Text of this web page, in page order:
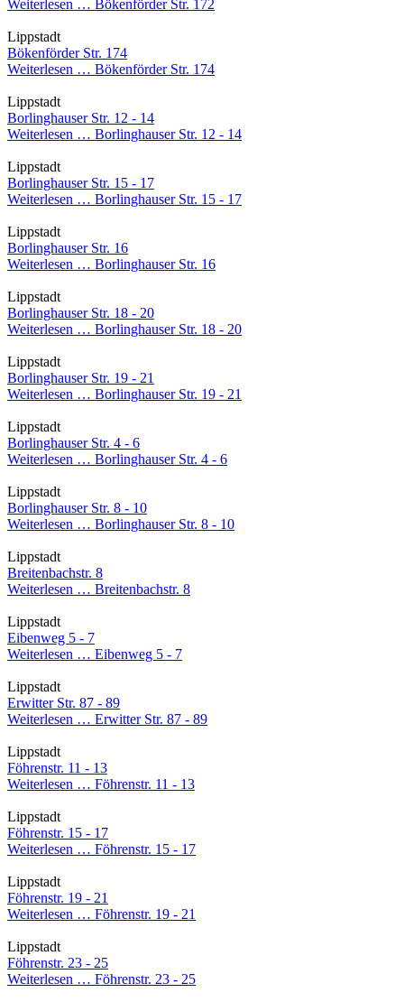
Weiterlesen … Bökenförder Str. 172
Lippstadt
Bökenförder Str. 174
Weiterlesen … Bökenförder Str. 174
Lippstadt
Borlinghauser Str. 12 - 14
Weiterlesen … Borlinghauser Str. 12 - 14
Lippstadt
Borlinghauser Str. 15 - 17
Weiterlesen … Borlinghauser Str. 15 - 17
Lippstadt
Borlinghauser Str. 16
Weiterlesen … Borlinghauser Str. 16
Lippstadt
Borlinghauser Str. 18 - 20
Weiterlesen … Borlinghauser Str. 18 - 20
Lippstadt
Borlinghauser Str. 19 - 21
Weiterlesen … Borlinghauser Str. 19 - 21
Lippstadt
Borlinghauser Str. 4 - 6
Weiterlesen … Borlinghauser Str. 4 - 6
Lippstadt
Borlinghauser Str. 8 - 10
Weiterlesen … Borlinghauser Str. 8 - 10
Lippstadt
Breitenbachstr. 8
Weiterlesen … Breitenbachstr. 8
Lippstadt
Eibenweg 5 - 7
Weiterlesen … Eibenweg 5 - 7
Lippstadt
Erwitter Str. 87 - 89
Weiterlesen … Erwitter Str. 87 - 89
Lippstadt
Föhrenstr. 11 - 13
Weiterlesen … Föhrenstr. 11 - 13
Lippstadt
Föhrenstr. 15 - 17
Weiterlesen … Föhrenstr. 15 - 17
Lippstadt
Föhrenstr. 19 - 21
Weiterlesen … Föhrenstr. 19 - 21
Lippstadt
Föhrenstr. 23 - 25
Weiterlesen … Föhrenstr. 23 - 25